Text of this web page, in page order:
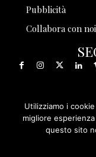
Pubblicità
Collabora con noi
© 1999 - 2025
Utilizziamo i
migliore
questo sito